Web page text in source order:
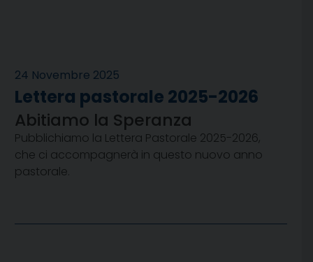
24 Novembre 2025
Lettera pastorale 2025-2026
Abitiamo la Speranza
Pubblichiamo la Lettera Pastorale 2025-2026,
che ci accompagnerà in questo nuovo anno
pastorale.